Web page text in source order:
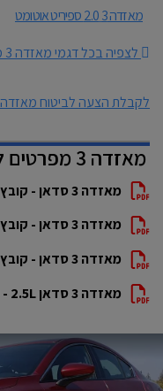
מאזדה 3 2.0 ספיריט אוטומט
לצפיה בכל דגמי מאזדה 3 מכל השנים
לקבלת הצעה לביטוח מאזדה 3
מאזדה 3 מפרטים להורדה
מאזדה 3 סדאן - קובץ 2019.09 מפרט טכני מלא להורדה
מאזדה 3 סדאן - קובץ 2020.02 מפרט טכני מלא להורדה
מאזדה 3 סדאן - קובץ 2022.04 מפרט טכני מלא להורדה
מאזדה 3 סדאן 2.5L - קובץ 2025.06 מפרט טכני מלא להורדה